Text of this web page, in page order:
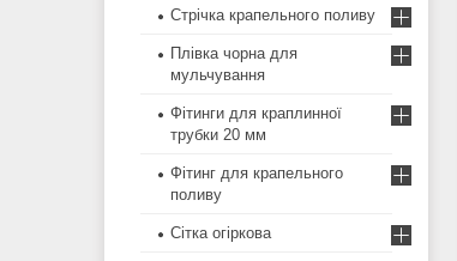
Стрічка крапельного поливу
Плівка чорна для
мульчування
Фітинги для краплинної
трубки 20 мм
Фітинг для крапельного
поливу
Сітка огіркова